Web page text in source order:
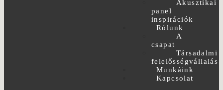
Akusztikai
panel
inspirációk
Rólunk
A
csapat
Társadalmi
felelősségvállalás
Munkáink
Kapcsolat